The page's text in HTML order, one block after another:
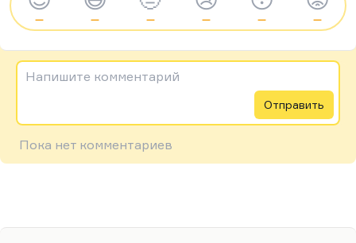
— — — — — —
Напишите комментарий
Отправить
Пока нет комментариев